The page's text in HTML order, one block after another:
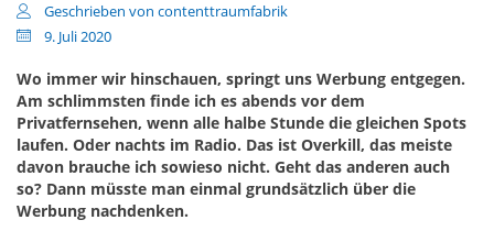
Geschrieben von contenttraumfabrik
9. Juli 2020
Wo immer wir hinschauen, springt uns Werbung entgegen.
Am schlimmsten finde ich es abends vor dem
Privatfernsehen, wenn alle halbe Stunde die gleichen Spots
laufen. Oder nachts im Radio. Das ist Overkill, das meiste
davon brauche ich sowieso nicht. Geht das anderen auch
so? Dann müsste man einmal grundsätzlich über die
Werbung nachdenken.